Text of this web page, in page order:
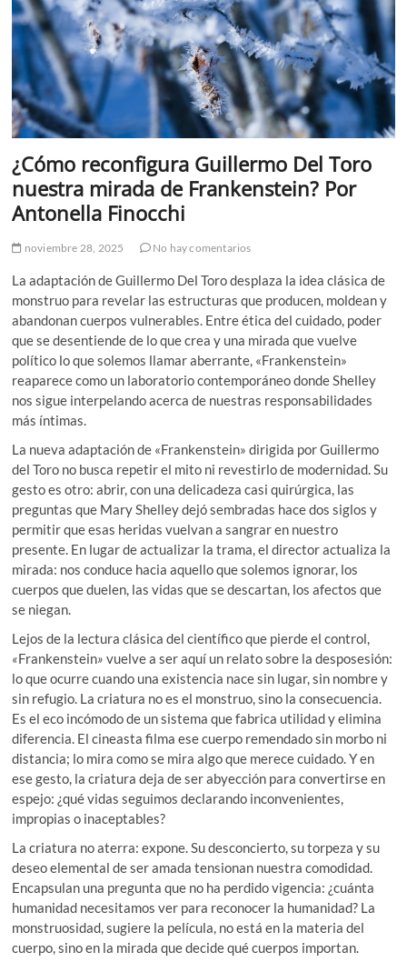
¿Cómo reconfigura Guillermo Del Toro
nuestra mirada de Frankenstein? Por
Antonella Finocchi
noviembre 28, 2025 No hay comentarios
La adaptación de Guillermo Del Toro desplaza la idea clásica de
monstruo para revelar las estructuras que producen, moldean y
abandonan cuerpos vulnerables. Entre ética del cuidado, poder
que se desentiende de lo que crea y una mirada que vuelve
político lo que solemos llamar aberrante, «Frankenstein»
reaparece como un laboratorio contemporáneo donde Shelley
nos sigue interpelando acerca de nuestras responsabilidades
más íntimas.
La nueva adaptación de «Frankenstein» dirigida por Guillermo
del Toro no busca repetir el mito ni revestirlo de modernidad. Su
gesto es otro: abrir, con una delicadeza casi quirúrgica, las
preguntas que Mary Shelley dejó sembradas hace dos siglos y
permitir que esas heridas vuelvan a sangrar en nuestro
presente. En lugar de actualizar la trama, el director actualiza la
mirada: nos conduce hacia aquello que solemos ignorar, los
cuerpos que duelen, las vidas que se descartan, los afectos que
se niegan.
Lejos de la lectura clásica del científico que pierde el control,
«Frankenstein»vuelve a ser aquí un relato sobre la desposesión:
lo que ocurre cuando una existencia nace sin lugar, sin nombre y
sin refugio. La criatura no es el monstruo, sino la consecuencia.
Es el eco incómodo de un sistema que fabrica utilidad y elimina
diferencia. El cineasta filma ese cuerpo remendado sin morbo ni
distancia; lo mira como se mira algo que merece cuidado. Y en
ese gesto, la criatura deja de ser abyección para convertirse en
espejo: ¿qué vidas seguimos declarando inconvenientes,
impropias o inaceptables?
La criatura no aterra: expone. Su desconcierto, su torpeza y su
deseo elemental de ser amada tensionan nuestra comodidad.
Encapsulan una pregunta que no ha perdido vigencia: ¿cuánta
humanidad necesitamos ver para reconocer la humanidad? La
monstruosidad, sugiere la película, no está en la materia del
cuerpo, sino en la mirada que decide qué cuerpos importan.